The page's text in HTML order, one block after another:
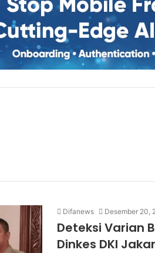
Difanews Desember 20,
Deteksi Varian
Dinkes DKI